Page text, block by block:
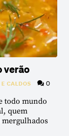
verão
CALDOS 0
todo mundo
quem